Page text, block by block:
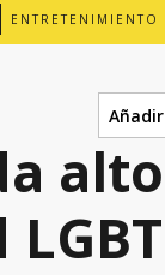
ENTRETENIMIENTO